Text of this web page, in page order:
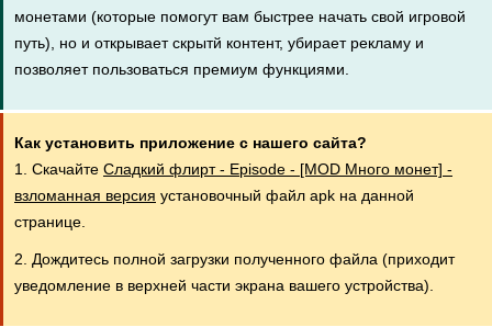
монетами (которые помогут вам быстрее начать свой игровой
путь), но и открывает скрытй контент, убирает рекламу и
позволяет пользоваться премиум функциями.
Как установить приложение с нашего сайта?
1. Скачайте Сладкий флирт - Episode - [MOD Много монет] -
взломанная версия установочный файл apk на данной
странице.
2. Дождитесь полной загрузки полученного файла (приходит
уведомление в верхней части экрана вашего устройства).